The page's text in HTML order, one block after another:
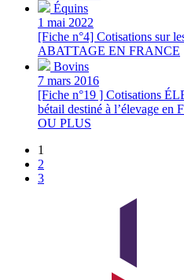
Équins
1 mai 2022
[Fiche n°4] Cotisations sur
ABATTAGE EN FRANCE
Bovins
7 mars 2016
[Fiche n°19 ] Cotisations
bétail destiné à l’élevage
OU PLUS
1
2
3